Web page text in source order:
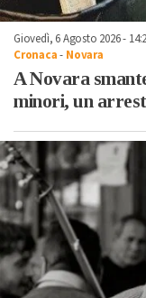
Giovedì, 6 Agosto 2026 -
Cronaca- Novara
A Novara
minori, un